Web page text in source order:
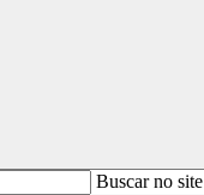
BuscarBuscar no site